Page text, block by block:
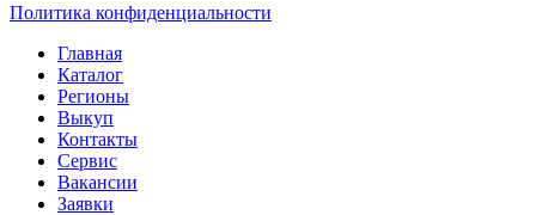
Политика конфиденциальности
Главная
Каталог
Регионы
Выкуп
Контакты
Сервис
Вакансии
Заявки